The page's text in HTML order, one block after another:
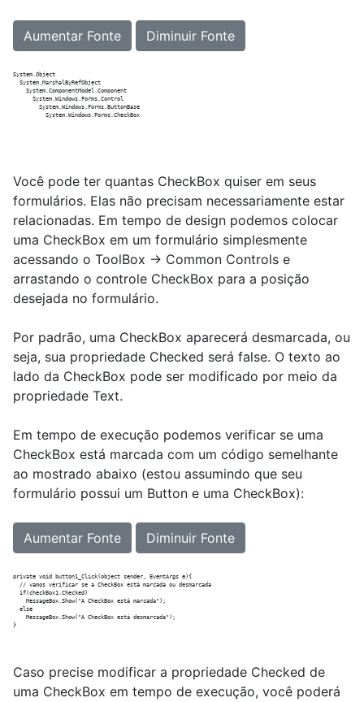
Aumentar Fonte Diminuir Fonte
System.Object
  System.MarshalByRefObject
    System.ComponentModel.Component
      System.Windows.Forms.Control
        System.Windows.Forms.ButtonBase
Você pode ter quantas CheckBox quiser em seus
formulários. Elas não precisam necessariamente estar
relacionadas. Em tempo de design podemos colocar
uma CheckBox em um formulário simplesmente
acessando o ToolBox -> Common Controls e
arrastando o controle CheckBox para a posição
desejada no formulário.
Por padrão, uma CheckBox aparecerá desmarcada, ou
seja, sua propriedade Checked será false. O texto ao
lado da CheckBox pode ser modificado por meio da
propriedade Text.
Em tempo de execução podemos verificar se uma
CheckBox está marcada com um código semelhante
ao mostrado abaixo (estou assumindo que seu
formulário possui um Button e uma CheckBox):
Aumentar Fonte Diminuir Fonte
private void button1_Click(object sender, EventArgs e){
  // vamos verificar se a CheckBox está marcada ou desmarcada
  if(checkBox1.Checked)
    MessageBox.Show("A CheckBox está marcada");
  else
    MessageBox.Show("A CheckBox está desmarcada");
Caso precise modificar a propriedade Checked de
uma CheckBox em tempo de execução, você poderá